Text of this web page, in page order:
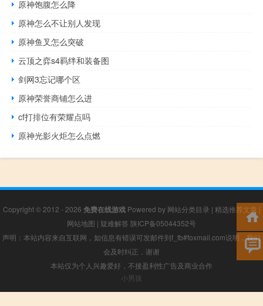
原神饱腹怎么降
原神怎么不让别人发现
原神鱼叉怎么突破
云顶之弈s4羁绊和装备图
剑网3忘记哪个区
原神荣誉商铺怎么进
cf打排位有荣耀点吗
原神光影火炬怎么点燃
Copyright © 2012 - 2026 免费在线游戏Powered by 网站分类目录 | 精选推荐文章 |
网站地图 | 疑难解答 陕ICP备05044352号
声明：本站内容来自互联网，如信息有错误可发邮件到f_fb#foxmail.com说明，我们
会及时纠正，谢谢
本站仅为个人兴趣爱好，不接盈利性广告及商业合作
小男孩